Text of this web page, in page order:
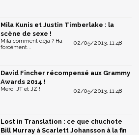
Mila Kunis et Justin Timberlake : la
scène de sexe !
02/05/2013, 11:48
Mila comment déjà ? Ha
forcément...
David Fincher récompensé aux Grammy
Awards 2014 !
02/05/2013, 11:48
Merci JT et JZ !
Lost in Translation : ce que chuchote
Bill Murray à Scarlett Johansson à la fin